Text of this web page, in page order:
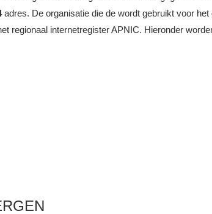
adres. De organisatie die de wordt gebruikt voor
regionaal internetregister APNIC. Hieronder